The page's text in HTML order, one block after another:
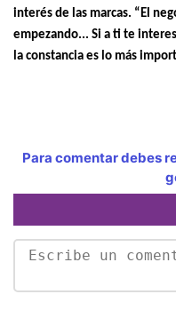
interés de las marcas. “El
empezando... Si a ti te
la constancia es lo más
Para comentar debes